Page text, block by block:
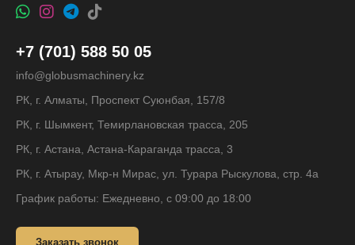
+7 (701) 588 50 05
info@globusmachinery.kz
РК, г. Алматы, Проспект Суюнбая, 157/8
РК, г. Шымкент, Темирлановская трасса, 205
РК, г. Астана, Астана-Караганда трасса, 3
РК, г. Атырау, Мкр-н Мирас, ул. Турара Рыскулова, стр. 4а
График работы: Ежедневно, с 09:00 до 18:00
Заказать звонок